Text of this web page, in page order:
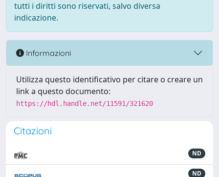
tutti i diritti sono riservati, salvo diversa
indicazione.
Informazioni
Utilizza questo identificativo per citare o creare un
link a questo documento:
https://hdl.handle.net/11591/321620
Citazioni
ND
ND